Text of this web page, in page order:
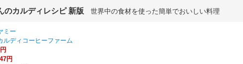
のカルディレシピ 新版 世界中の食材を使った簡単でおいしい料理
ミー
ルディコーヒーファーム
円